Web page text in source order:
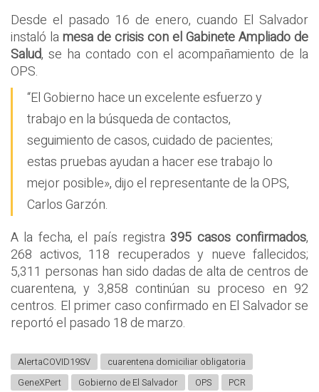
Desde el pasado 16 de enero, cuando El Salvador
instaló lamesa de crisis con el Gabinete Ampliado de
Salud, se ha contado con el acompañamiento de la
OPS.
“El Gobierno hace un excelente esfuerzo y
trabajo en la búsqueda de contactos,
seguimiento de casos, cuidado de pacientes;
estas pruebas ayudan a hacer ese trabajo lo
mejor posible», dijo el representante de la OPS,
Carlos Garzón.
A la fecha, el país registra395 casos confirmados,
268 activos, 118 recuperados y nueve fallecidos;
5,311 personas han sido dadas de alta de centros de
cuarentena, y 3,858 continúan su proceso en 92
centros. El primer caso confirmado en El Salvador se
reportó el pasado 18 de marzo.
AlertaCOVID19SV
cuarentena domiciliar obligatoria
GeneXPert
Gobierno de El Salvador OPS PCR